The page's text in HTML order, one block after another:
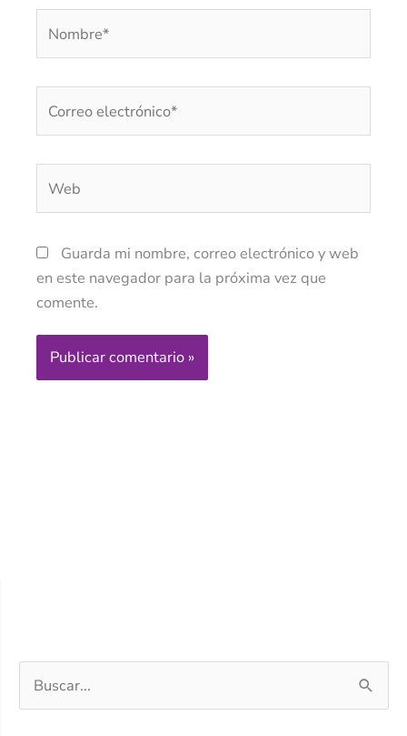
electrónico*
Guarda mi nombre, correo electrónico y web
en este navegador para la próxima vez que
comente.
Buscar
por: